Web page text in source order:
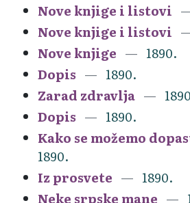
Nove knjige i listovi
Nove knjige i listovi
Nove knjige
1890.
Dopis
1890.
Zarad zdravlja
Dopis
1890.
Kako se možemo
1890.
Iz prosvete
1890.
Neke srpske mane